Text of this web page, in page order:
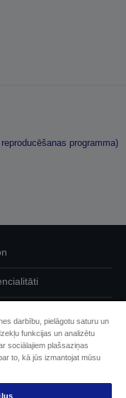
programma)
datiem
darbību, pielāgotu saturu un
funkcijas un analizētu
sociālajiem plašsaziņas
to, kā jūs izmantojat mūsu